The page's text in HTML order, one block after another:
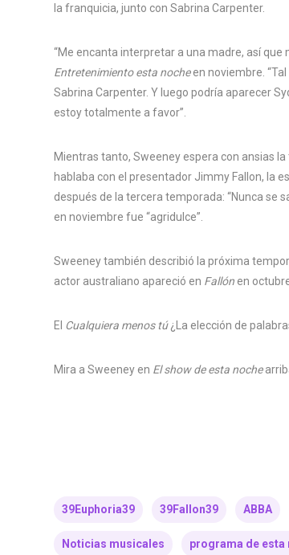
la franquicia, junto con Sabrina Carpenter.
“Me encanta interpretar a una madre, así que
Entretenimiento esta nocheen noviembre.
Sabrina Carpenter. Y luego podría aparecer
estoy totalmente a favor”.
Mientras tanto, Sweeney espera con ansias
hablaba con el presentador Jimmy Fallon, la
después de la tercera temporada: “Nunca se
en noviembre fue “agridulce”.
Sweeney también describió la próxima
actor australiano apareció en Fallón en
El Cualquiera menos tú¿La elección de
Mira a Sweeney en El show de esta noche
39Euphoria39 39Fallon39 ABBA
Noticias musicales programa de